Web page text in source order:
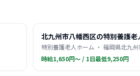
北九州市八幡西区の特別養護老
特別養護老人ホーム ・ 福岡県北九
時給1,650円〜 / 1日最低9,250円